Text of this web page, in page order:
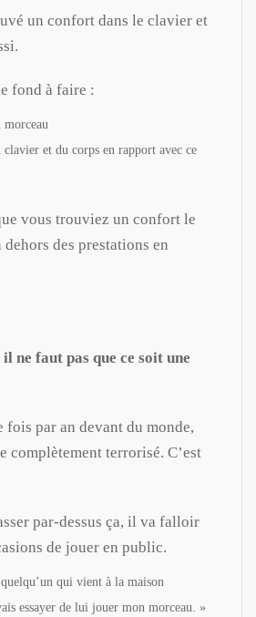
un confort dans le clavier et
fond à faire :
et du corps en rapport avec ce
vous trouviez un confort le
dehors des prestations en
ne faut pas que ce soit une
fois par an devant du monde,
complètement terrorisé. C’est
par-dessus ça, il va falloir
de jouer en public.
qui vient à la maison
essayer de lui jouer mon morceau. »